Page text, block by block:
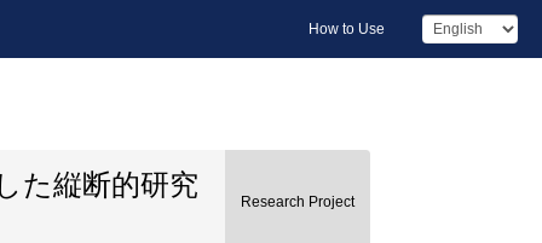
How to Use
た縦断的研究
Research Project